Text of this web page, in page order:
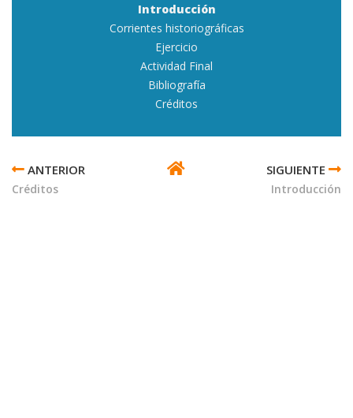
Introducción
Corrientes historiográficas
Ejercicio
Actividad Final
Bibliografía
Créditos
TRANSVERSALES
DE
Créditos Introducción